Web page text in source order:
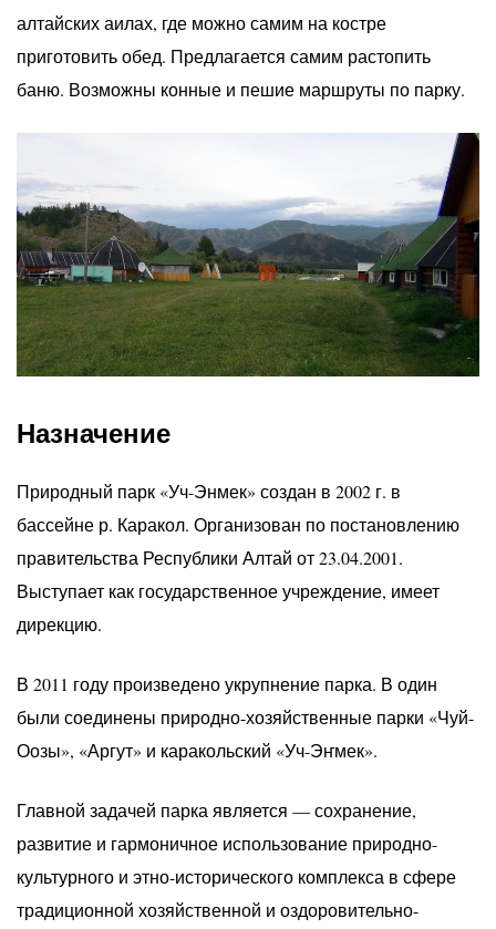
алтайских аилах, где можно самим на костре
приготовить обед. Предлагается самим растопить
баню. Возможны конные и пешие маршруты по парку.
Назначение
Природный парк «Уч-Энмек» создан в 2002 г. в
бассейне р. Каракол. Организован по постановлению
правительства Республики Алтай от 23.04.2001.
Выступает как государственное учреждение, имеет
дирекцию.
В 2011 году произведено укрупнение парка. В один
были соединены природно-хозяйственные парки «Чуй-
Оозы», «Аргут» и каракольский «Уч-Эҥмек».
Главной задачей парка является — сохранение,
развитие и гармоничное использование природно-
культурного и этно-исторического комплекса в сфере
традиционной хозяйственной и оздоровительно-